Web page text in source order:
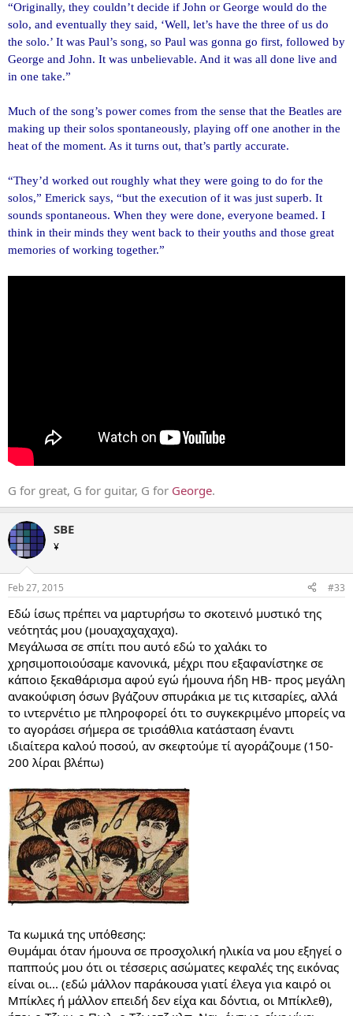
“Originally, they couldn’t decide if John or George would do the
solo, and eventually they said, ‘Well, let’s have the three of us do
the solo.’ It was Paul’s song, so Paul was gonna go first, followed by
George and John. It was unbelievable. And it was all done live and
in one take.”
Much of the song’s power comes from the sense that the Beatles are
making up their solos spontaneously, playing off one another in the
heat of the moment. As it turns out, that’s partly accurate.
“They’d worked out roughly what they were going to do for the
solos,” Emerick says, “but the execution of it was just superb. It
sounds spontaneous. When they were done, everyone beamed. I
think in their minds they went back to their youths and those great
memories of working together.”
G for great, G for guitar, G for George.
SBE
¥
Feb 27, 2015 #33
Εδώ ίσως πρέπει να μαρτυρήσω το σκοτεινό μυστικό της
νεότητάς μου (μουαχαχαχαχα).
Μεγάλωσα σε σπίτι που αυτό εδώ το χαλάκι το
χρησιμοποιούσαμε κανονικά, μέχρι που εξαφανίστηκε σε
κάποιο ξεκαθάρισμα αφού εγώ ήμουνα ήδη ΗΒ- προς μεγάλη
ανακούφιση όσων βγάζουν σπυράκια με τις κιτσαρίες, αλλά
το ιντερνέτιο με πληροφορεί ότι το συγκεκριμένο μπορείς να
το αγοράσει σήμερα σε τρισάθλια κατάσταση έναντι
ιδιαίτερα καλού ποσού, αν σκεφτούμε τί αγοράζουμε (150-
200 λίραι βλέπω)
Τα κωμικά της υπόθεσης:
Θυμάμαι όταν ήμουνα σε προσχολική ηλικία να μου εξηγεί ο
παππούς μου ότι οι τέσσερις ασώματες κεφαλές της εικόνας
είναι οι... (εδώ μάλλον παράκουσα γιατί έλεγα για καιρό οι
Μπίκλες ή μάλλον επειδή δεν είχα και δόντια, οι Μπίκλεθ),